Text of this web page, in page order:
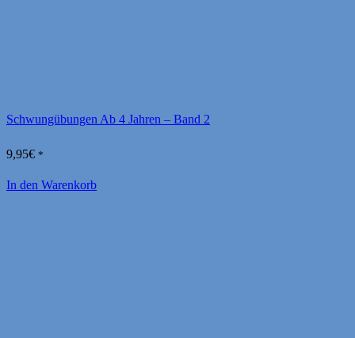
Schwungübungen Ab 4 Jahren – Band 2
9,95€ *
In den Warenkorb